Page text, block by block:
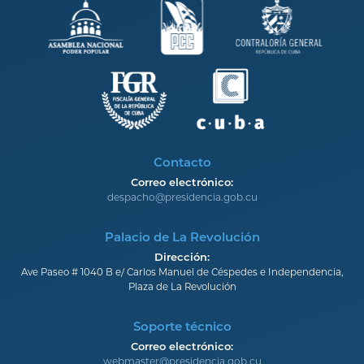
Contacto
Correo electrónico:
despacho@presidencia.gob.cu
Palacio de La Revolución
Dirección:
Ave Paseo # 1040 B e/ Carlos Manuel de Céspedes e Independencia,
Plaza de La Revolución
Soporte técnico
Correo electrónico:
webmaster@presidencia.gob.cu